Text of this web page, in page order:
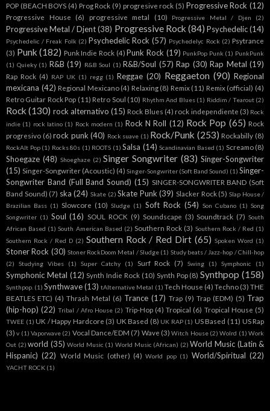
POP (BEACH BOYS (4) Prog Rock (9) progresive rock (5) Progressive Rock (12)
Progressive House (6) progressive metal (10) Progressive Metal / Djen (2)
Progressive Metal / Djent (38) Progressive Rock (84) Psychedelic(14)
Psychedelic / Freak Folk (2) Psychedelic Rock (57) Psychedelyc Rock (2) Psytrance
(3) Punk (182) Punk Indie Rock (4) Punk Rock (19) PunkPop Punk (1) PunkPunk
(1) Quieky (1) R&B (19) R&B Soul (1) R&B/Soul (57) Rap (30) Rap Metal (19)
Rap Rock (4) RAP UK (1) regg (1) Reggae (20) Reggaeton (90) Regional
mexicana (42) Regional Mexicano (4) Relaxing (8) Remix (11) Remix (official) (4)
Retro Guitar Rock Pop (11) Retro Soul (10) Rhythm And Blues (1) Riddim / Tearout (2)
Rock (130) rock alternativo (15) Rock Blues (4) rock independiente (3) Rock
indie (1) rock latino (1) Rock modern (1) Rock N Roll (12) Rock Pop (65) Rock
progresivo (6) rock punk (40) Rock suave (1) Rock/Punk (253) Rockabilly (8)
RockAlt Pop (1) Rocks 80s (1) ROOTS (1) Salsa (14) Scandinavian Based (1) Screamo (8)
Shoegaze (48) Shoeghaze (2) Singer Songwriter (83) Singer-Songwriter
(15) Singer-Songwriter (Acoustic) (4) Singer-Songwriter (Soft Band Sound) (1) Singer-
Songwriter Band (Full Band Sound) (15) SINGER-SONGWRITER BAND (Soft
Band Sound) (7) ska (24) Skate (2) Skate Punk (39) Slacker Rock (5) Slap House /
Brazilian Bass (1) Slowcore (10) Sludge (1) Soft Rock (54) Son Cubano (1) Song
Songwriter (1) Soul (16) SOUL ROCK (9) Soundscape (3) Soundtrack (7) South
African Based (1) South American Based (2) Southern Rock (3) Southern Rock / Red (1)
Southern Rock / Red D (2) Southern Rock / Red Dirt (65) Spoken Word (1)
Stoner Rock (30) Stoner RockDoom Metal / Sludge (1) Study beats / Jazz-hop / Chill-hop
(2)
Studying Vibes (1) Super Catchy (1) Surf Rock (7) Swing (1) Symphonic (1)
Symphonic Metal (12) Synth Indie Rock (10) Synth Pop (8) Synthpop (158)
Synthpop. (1) Synthwave (13) tAlternative Metal (1) Tech House (4) Techno (3) THE
BEATLES ETC) (4) Thrash Metal (6) Trance (17) Trap (9) Trap (EDM) (5) Trap
(hip-hop) (22) Tribal / Afro House (2) Trip-Hop (4) Tropical (6) Tropical House (5)
TWEE (1) UK / Happy Hardcore (3) UK Based (8) UK RAP (1) US Based (11) US Rap
(3) v (1) Vaporwave (2) Vocal Dance/EDM (7) Wave (3) Witch House (2) Wolrd (1) Work
Out (2) world (35) World Music (1) World Music (African) (2) World Music (Latin &
Hispanic) (22) World Music (other) (4) World pop (1) World/Spiritual (22)
YACHT ROCK (1)